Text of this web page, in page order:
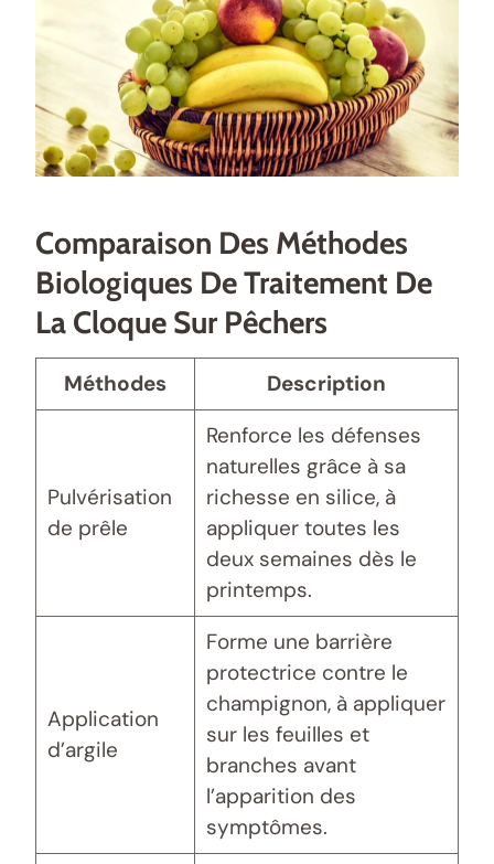
Comparaison Des Méthodes
Biologiques De Traitement De
La Cloque Sur Pêchers
Méthodes Description
Pulvérisation
de prêle
Renforce les défenses
naturelles grâce à sa
richesse en silice, à
appliquer toutes les
deux semaines dès le
printemps.
Application
d’argile
Forme une barrière
protectrice contre le
champignon, à appliquer
sur les feuilles et
branches avant
l’apparition des
symptômes.